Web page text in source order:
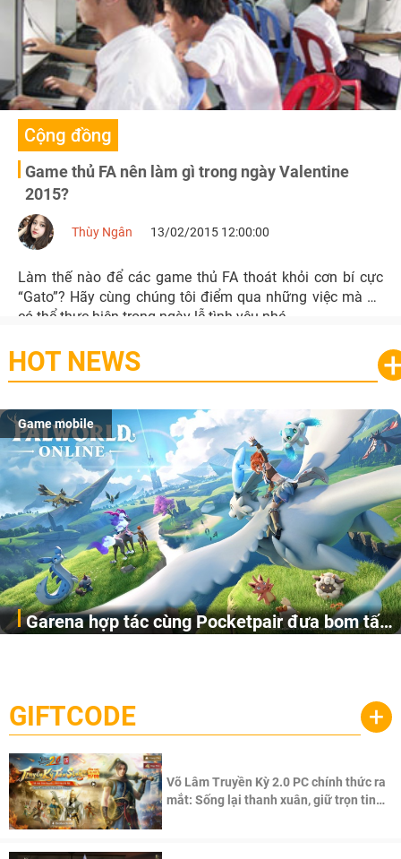
Cộng đồng
Game thủ FA nên làm gì trong ngày Valentine
2015?
Thùy Ngân 13/02/2015 12:00:00
Làm thế nào để các game thủ FA thoát khỏi cơn bí cực
“Gato”? Hãy cùng chúng tôi điểm qua những việc mà họ
có thể thực hiện trong ngày lễ tình yêu nhé.
HOT NEWS
Game mobile
Garena hợp tác cùng Pocketpair đưa bom tấn
cầu, theo giấy phép chính thức từ công ty game Nhật Bản
Pocketpair, Inc.
GIFTCODE +
Võ Lâm Truyền Kỳ 2.0 PC chính thức ra
mắt: Sống lại thanh xuân, giữ trọn tinh